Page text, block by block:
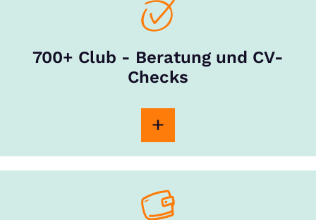
700+ Club - Beratung und CV-
Checks